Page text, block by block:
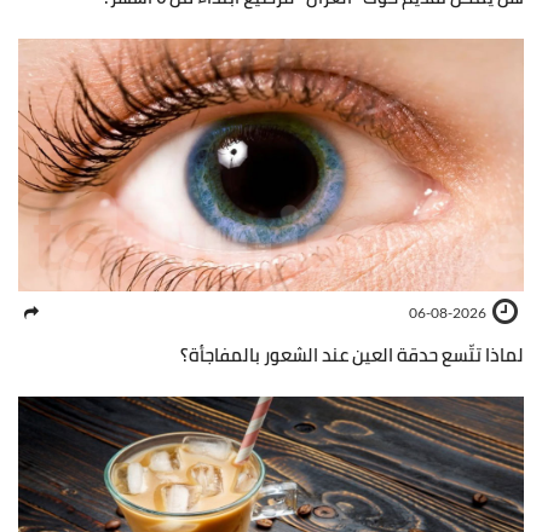
06-08-2026
لماذا تتّسع حدقة العين عند الشعور بالمفاجأة؟